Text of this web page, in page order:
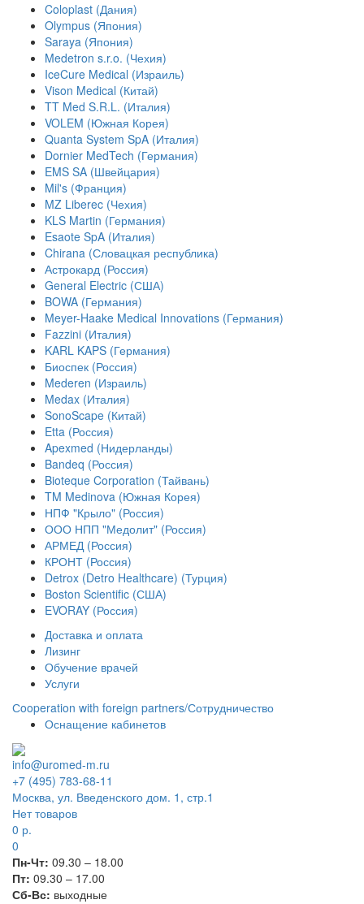
Coloplast (Дания)
Olympus (Япония)
Saraya (Япония)
Medetron s.r.o. (Чехия)
IceCure Medical (Израиль)
Vison Medical (Китай)
TT Med S.R.L. (Италия)
VOLEM (Южная Корея)
Quanta System SpA (Италия)
Dornier MedTech (Германия)
EMS SA (Швейцария)
Mil's (Франция)
MZ Liberec (Чехия)
KLS Martin (Германия)
Esaote SpA (Италия)
Chirana (Словацкая республика)
Астрокард (Россия)
General Electric (США)
BOWA (Германия)
Meyer-Haake Medical Innovations (Германия)
Fazzini (Италия)
KARL KAPS (Германия)
Биоспек (Россия)
Mederen (Израиль)
Medax (Италия)
SonoScape (Китай)
Etta (Россия)
Apexmed (Нидерланды)
Bandeq (Россия)
Bioteque Corporation (Тайвань)
TM Medinova (Южная Корея)
НПФ "Крыло" (Россия)
ООО НПП "Медолит" (Россия)
АРМЕД (Россия)
КРОНТ (Россия)
Detrox (Detro Healthcare) (Турция)
Boston Scientific (США)
EVORAY (Россия)
Доставка и оплата
Лизинг
Обучение врачей
Услуги
Сooperation with foreign partners/Сотрудничество
Оснащение кабинетов
info@uromed-m.ru
+7 (495) 783-68-11
Москва, ул. Введенского дом. 1, стр.1
Нет товаров
0 р.
0
Пн-Чт: 09.30 – 18.00
Пт: 09.30 – 17.00
Сб-Вс: выходные